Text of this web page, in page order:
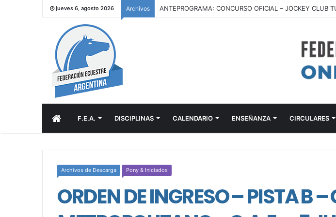
jueves 6, agosto 2026 Archivos ANTEPROGRAMA: CONCURSO OFICIAL – JOCKEY CLUB
INICIOF.E.A. DISCIPLINAS CALENDARIO ENSEÑANZA CIRCULARES
Archivos de Descarga Pony & Iniciados
ORDEN DE INGRESO – PISTA B